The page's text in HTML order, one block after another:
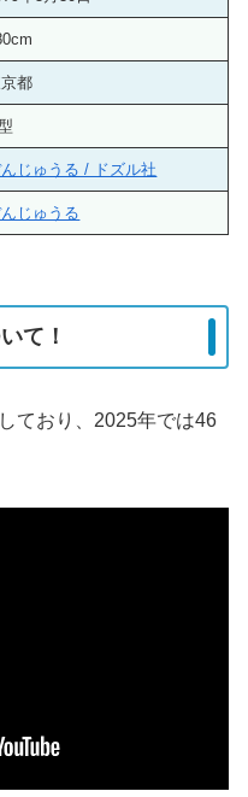
都
じゅうる / ドズル社
じゅうる
て！
ており、2025年では46